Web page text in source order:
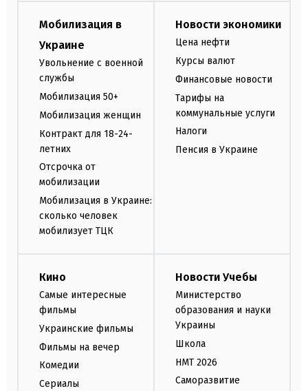
Мобилизация в
Украине
Увольнение с военной
службы
Мобилизация 50+
Мобилизация женщин
Контракт для 18-24-
летних
Отсрочка от
мобилизации
Мобилизация в Украине:
сколько человек
мобилизует ТЦК
Новости экономики
Цена нефти
Курсы валют
Финансовые новости
Тарифы на
коммунальные услуги
Налоги
Пенсия в Украине
Кино
Самые интересные
фильмы
Украинские фильмы
Фильмы на вечер
Комедии
Сериалы
Новости Учебы
Министерство
образования и науки
Украины
Школа
НМТ 2026
Саморазвитие